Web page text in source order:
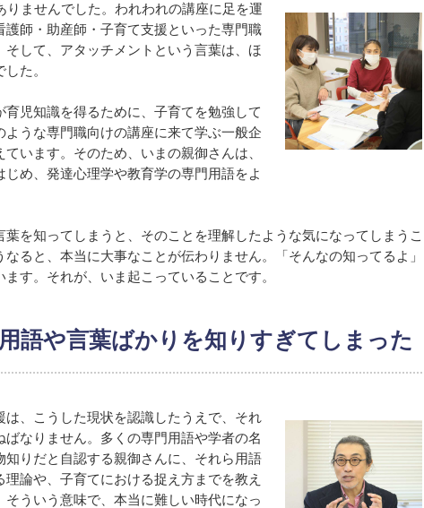
りませんでした。われわれの講座に足を運
護師・助産師・子育て支援といった専門職
そして、アタッチメントという言葉は、ほ
た。
育児知識を得るために、子育てを勉強して
ような専門職向けの講座に来て学ぶ一般企
います。そのため、いまの親御さんは、
じめ、発達心理学や教育学の専門用語をよ
葉を知ってしまうと、そのことを理解したような気になってしまうこ
なると、本当に大事なことが伝わりません。「そんなの知ってるよ」
す。それが、いま起こっていることです。
語や言葉ばかりを知りすぎてしまった
は、こうした現状を認識したうえで、それ
ばなりません。多くの専門用語や学者の名
知りだと自認する親御さんに、それら用語
論や、子育てにおける捉え方までを教え
そういう意味で、本当に難しい時代になっ